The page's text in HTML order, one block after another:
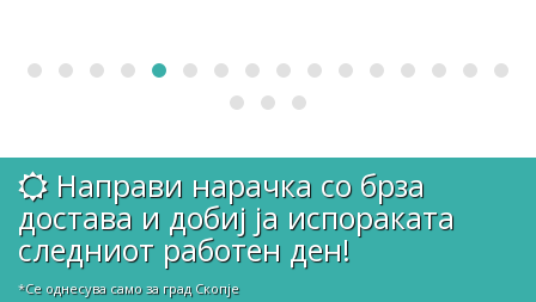
Направи нарачка со брза
достава и добиј ја испораката
следниот работен ден!
*Се однесува само за град Скопје